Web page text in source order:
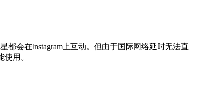
都会在Instagram上互动。但由于国际网络延时无法直
用。